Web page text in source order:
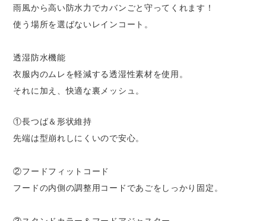
雨風から高い防水力でカバンごと守ってくれます！
使う場所を選ばないレインコート。
透湿防水機能
衣服内のムレを軽減する透湿性素材を使用。
それに加え、快適な裏メッシュ。
①長つば＆形状維持
先端は型崩れしにくいので安心。
②フードフィットコード
フードの内側の調整用コードであごをしっかり固定。